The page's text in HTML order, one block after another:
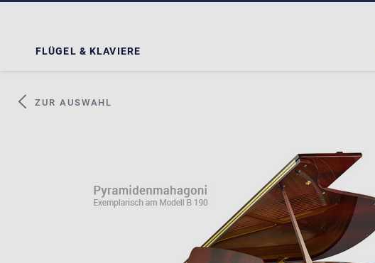
FLÜGEL & KLAVIERE
ZUR AUSWAHL